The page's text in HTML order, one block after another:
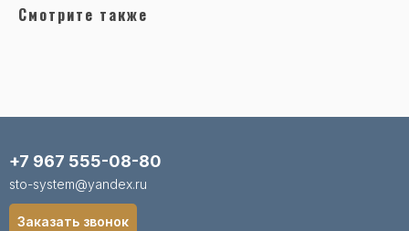
Смотрите также
+7 967 555-08-80
sto-system@yandex.ru
Заказать звонок